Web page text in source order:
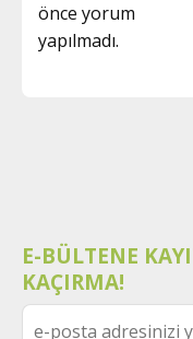
önce yorum
yapılmadı.
E-BÜLTENE
KAÇIRMA!